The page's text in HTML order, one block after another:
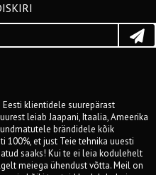
klientidele suurepärast
leiab Jaapani, Itaalia, Ameerika
brändidele kõik
100%, et just Teie tehnika uuesti
saaks! Kui te ei leia kodulehelt
meiega ühendust võtta. Meil on